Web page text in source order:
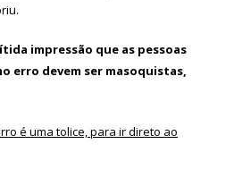
impressão que as pessoas
erro devem ser masoquistas,
é uma tolice, para ir direto ao